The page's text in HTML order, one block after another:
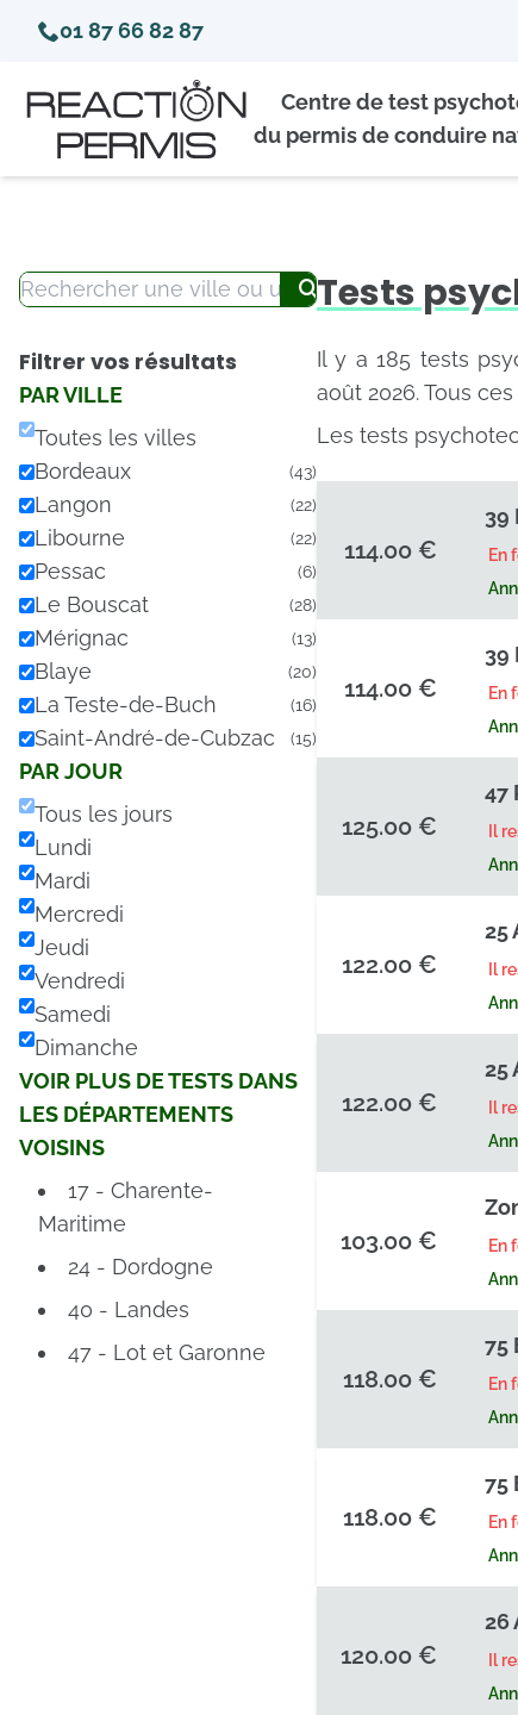
01 87 66 82 87
Centre de test
du permis de conduire
Filtrer vos résultats
PAR VILLE
Toutes les villes
Bordeaux
(43)
Langon (22)
Libourne (22)
Pessac (6)
Le Bouscat (28)
Mérignac (13)
Blaye (20)
La Teste-de-Buch (16)
Saint-André-de-Cubzac (15)
PAR JOUR
Tous les jours
Lundi
Mardi
Mercredi
Jeudi
Vendredi
Samedi
Dimanche
VOIR PLUS DE TESTS DANS
LES DÉPARTEMENTS
VOISINS
17 - Charente-
Maritime
24 - Dordogne
40 - Landes
47 - Lot et Garonne
Tests
Il y a 185 tests
août 2026. Tous
Les tests
114.00 €
39
En
114.00 €
39
En
125.00 €
47
Il
122.00 €
25
Il
122.00 €
25
Il
103.00 €
En
118.00 €
75
En
118.00 €
75
En
120.00 €
26
Il